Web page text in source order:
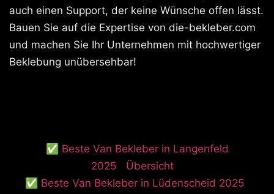
auch einen Support, der keine Wünsche offen lässt.
Bauen Sie auf die Expertise von die-bekleber.com
und machen Sie Ihr Unternehmen mit hochwertiger
Beklebung unübersehbar!
✅ Beste Van Bekleber in Langenfeld
2025
Übersicht
✅ Beste Van Bekleber in Lüdenscheid 2025